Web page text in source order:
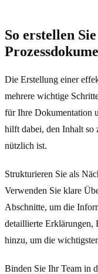
So erstellen
Die Erstellung einer
mehrere wichtige
für Ihre Dokumentation
hilft dabei, den Inhalt so
nützlich ist.
Strukturieren Sie als
Verwenden Sie klare
Abschnitte, um die
detaillierte Erklärungen,
hinzu, um die
Binden Sie Ihr Team in